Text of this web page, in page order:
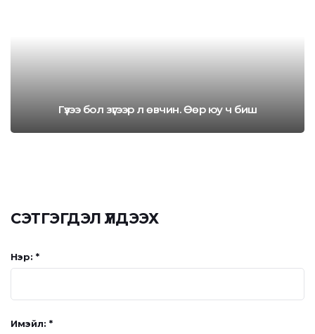
Гүзээ бол зүгээр л өвчин. Өөр юу ч биш
СЭТГЭГДЭЛ ҮЛДЭЭХ
Нэр: *
Имэйл: *